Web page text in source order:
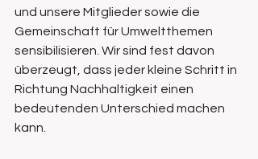
und unsere Mitglieder sowie die
Gemeinschaft für Umweltthemen
sensibilisieren. Wir sind fest davon
überzeugt, dass jeder kleine Schritt in
Richtung Nachhaltigkeit einen
bedeutenden Unterschied machen
kann.